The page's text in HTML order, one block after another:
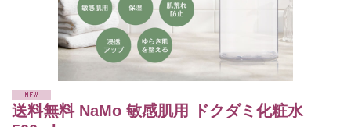
送料無料 NaMo 敏感肌用 ドクダミ化粧水